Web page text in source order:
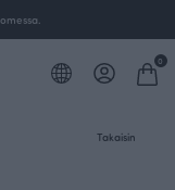
0
Takaisin